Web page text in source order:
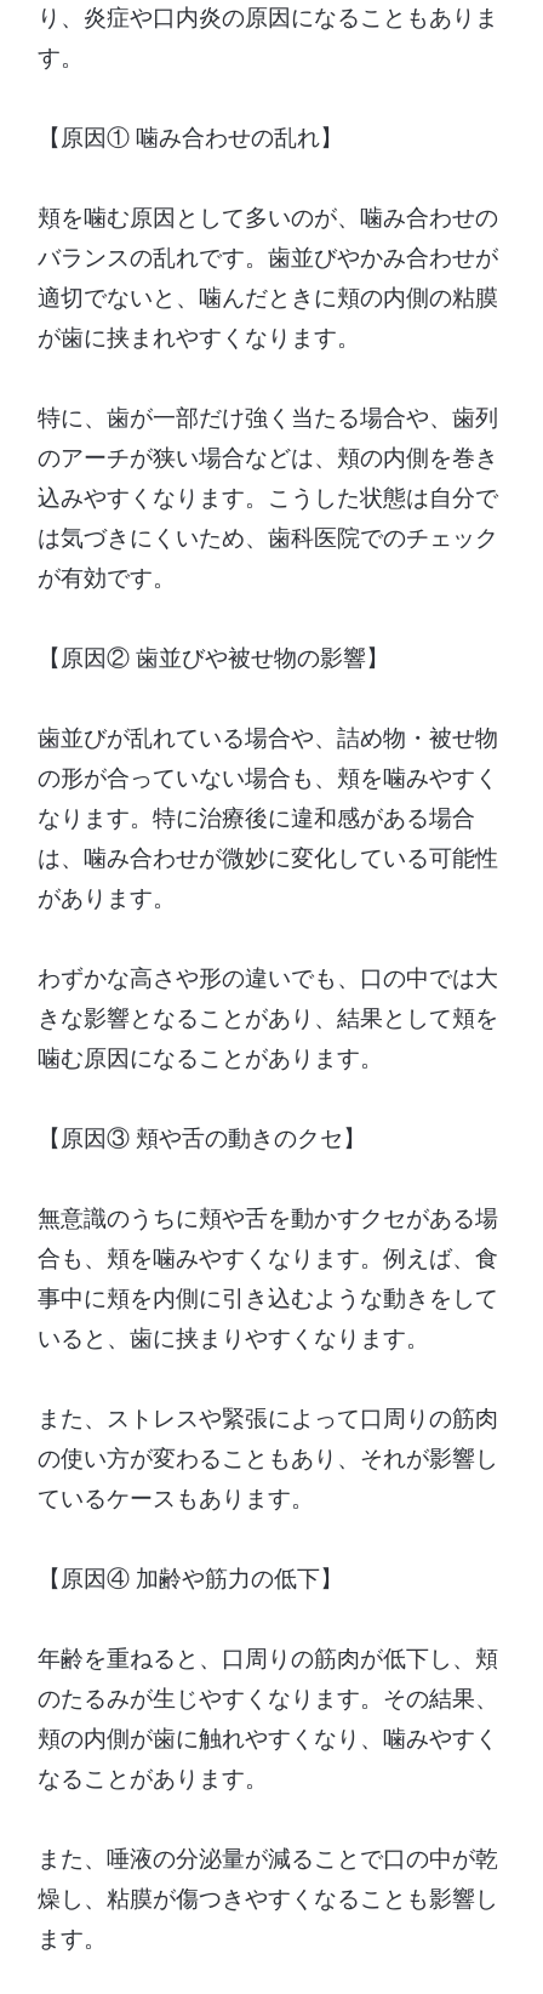
り、炎症や口内炎の原因になることもありま
す。
【原因① 噛み合わせの乱れ】
頬を噛む原因として多いのが、噛み合わせの
バランスの乱れです。歯並びやかみ合わせが
適切でないと、噛んだときに頬の内側の粘膜
が歯に挟まれやすくなります。
特に、歯が一部だけ強く当たる場合や、歯列
のアーチが狭い場合などは、頬の内側を巻き
込みやすくなります。こうした状態は自分で
は気づきにくいため、歯科医院でのチェック
が有効です。
【原因② 歯並びや被せ物の影響】
歯並びが乱れている場合や、詰め物・被せ物
の形が合っていない場合も、頬を噛みやすく
なります。特に治療後に違和感がある場合
は、噛み合わせが微妙に変化している可能性
があります。
わずかな高さや形の違いでも、口の中では大
きな影響となることがあり、結果として頬を
噛む原因になることがあります。
【原因③ 頬や舌の動きのクセ】
無意識のうちに頬や舌を動かすクセがある場
合も、頬を噛みやすくなります。例えば、食
事中に頬を内側に引き込むような動きをして
いると、歯に挟まりやすくなります。
また、ストレスや緊張によって口周りの筋肉
の使い方が変わることもあり、それが影響し
ているケースもあります。
【原因④ 加齢や筋力の低下】
年齢を重ねると、口周りの筋肉が低下し、頬
のたるみが生じやすくなります。その結果、
頬の内側が歯に触れやすくなり、噛みやすく
なることがあります。
また、唾液の分泌量が減ることで口の中が乾
燥し、粘膜が傷つきやすくなることも影響し
ます。